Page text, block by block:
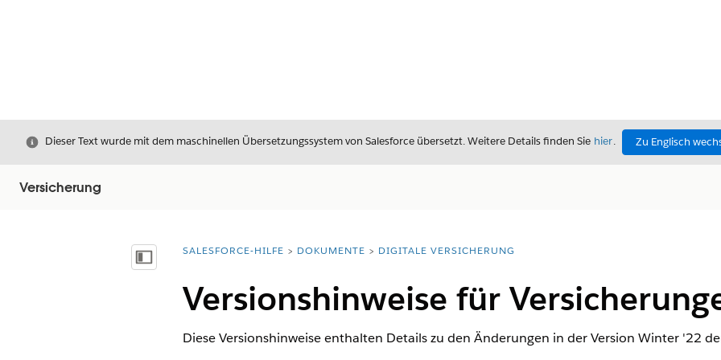
Schließen
Dieser Text wurde mit dem maschinellen Übersetzungssystem von Salesforce übersetzt. Weitere Details finden Sie hier. Zu Englisch
Versicherung
Inhalt anzeigenSie befinden sich hier:
SALESFORCE-HILFE DOKUMENTE DIGITALE VERSICHERUNG
Versionshinweise für
Diese Versionshinweise enthalten Details zu den Änderungen in der Version Winter '22